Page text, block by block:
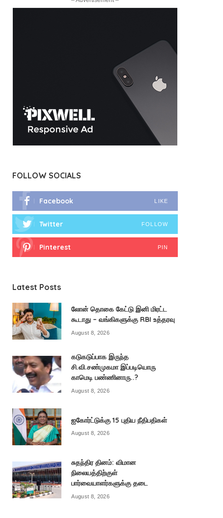
FOLLOW SOCIALS
Facebook LIKE
Twitter FOLLOW
Pinterest PIN
Latest Posts
லோன் தொகை கேட்டு இனி மிரட்ட
கூடாது – வங்கிகளுக்கு RBI உத்தரவு
August 8, 2026
கடுகடுப்பாக இருந்த
சி.வி.சண்முகமா இப்படியொரு
காமெடி பண்ணினாரு..?
August 8, 2026
ஐகோர்ட்டுக்கு 15 புதிய நீதிபதிகள்
August 8, 2026
சுதந்திர தினம்: விமான
நிலையத்திற்குள்
பார்வையாளர்களுக்கு தடை
August 8, 2026